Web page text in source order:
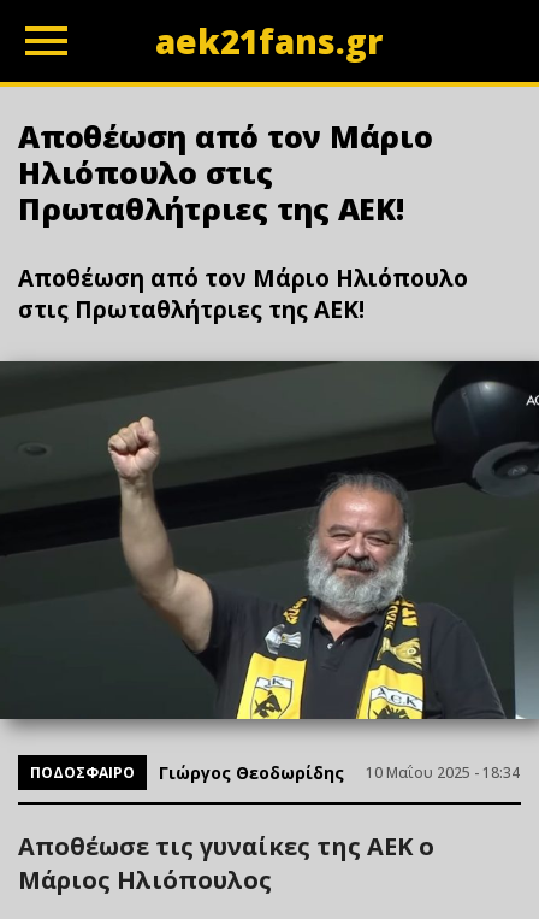
aek21fans.gr
Αποθέωση από τον Μάριο
Ηλιόπουλο στις
Πρωταθλήτριες της ΑΕΚ!
Αποθέωση από τον Μάριο Ηλιόπουλο
στις Πρωταθλήτριες της ΑΕΚ!
ΠΟΔΟΣΦΑΙΡΟ Γιώργος Θεοδωρίδης 10 Μαΐου 2025 - 18:34
Αποθέωσε τις γυναίκες της ΑΕΚ ο
Μάριος Ηλιόπουλος